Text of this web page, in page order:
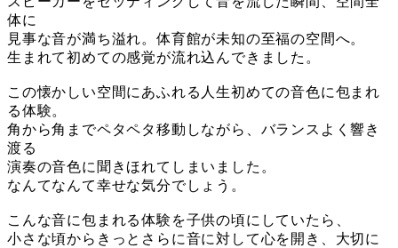
体に
見事な音が満ち溢れ。体育館が未知の至福の空間へ。
生まれて初めての感覚が流れ込んできました。
この懐かしい空間にあふれる人生初めての音色に包まれ
る体験。
角から角までペタペタ移動しながら、バランスよく響き
渡る
演奏の音色に聞きほれてしまいました。
なんてなんて幸せな気分でしょう。
こんな音に包まれる体験を子供の頃にしていたら、
小さな頃からきっとさらに音に対して心を開き、大切に